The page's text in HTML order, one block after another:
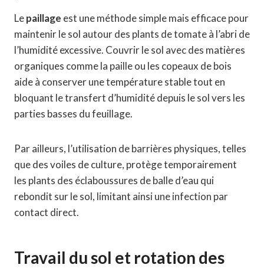
Lepaillage est une méthode simple mais efficace pour
maintenir le sol autour des plants de tomate à l’abri de
l’humidité excessive. Couvrir le sol avec des matières
organiques comme la paille ou les copeaux de bois
aide à conserver une température stable tout en
bloquant le transfert d’humidité depuis le sol vers les
parties basses du feuillage.
Par ailleurs, l’utilisation de barrières physiques, telles
que des voiles de culture, protège temporairement
les plants des éclaboussures de balle d’eau qui
rebondit sur le sol, limitant ainsi une infection par
contact direct.
Travail du sol et rotation des